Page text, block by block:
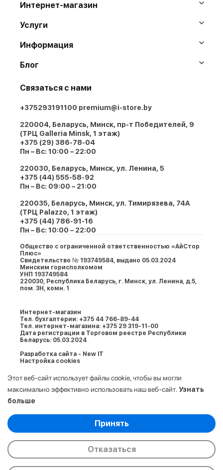
Интернет-магазин
Услуги
Информация
Блог
Связаться с нами
+375293191100 premium@i-store.by
220004, Беларусь, Минск, пр-т Победителей, 9
(ТРЦ Galleria Minsk, 1 этаж)
+375 (29) 386-78-04
Пн – Вс: 10:00 – 22:00
220030, Беларусь, Минск, ул. Ленина, 5
+375 (44) 555-58-92
Пн – Вс: 09:00 – 21:00
220035, Беларусь, Минск, ул. Тимирязева, 74A
(ТРЦ Palazzo, 1 этаж)
+375 (44) 786-91-16
Пн – Вс: 10:00 – 22:00
Общество с ограниченной ответственностью «АйСтор
Плюс»
Свидетельство № 193749584, выдано 05.03.2024
Минским горисполкомом
УНП 193749584
220030, Республика Беларусь, г. Минcк, ул. Ленина, д.5,
пом. 3Н, комн. 1
Интернет-магазин
Тел. бухгалтерии: +375 44 766-89-44
Тел. интернет-магазина: +375 29 319-11-00
Дата регистрации в Торговом реестре Республики
Беларусь: 05.03.2024
Разработка сайта - New IT
Настройка cookies
193749584. Все права защищены.
Этот веб-сайт использует файлы cookie, чтобы вы могли
максимально эффективно использовать наш веб-сайт. Узнать
больше
Выберите настройки cookie
Аналитические/Функциональные
Принять
Отказаться